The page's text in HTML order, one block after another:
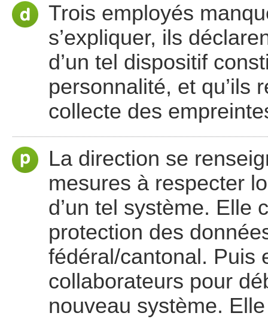
Trois employés
s’expliquer, ils
d’un tel dispositif
personnalité, et qu’ils
collecte des
La direction se
mesures à respecter
d’un tel système. Elle
protection des
fédéral/cantonal. Puis
collaborateurs pour
nouveau système.